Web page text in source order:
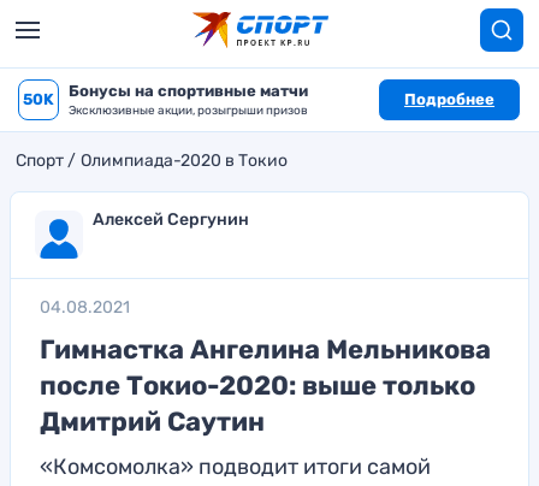
50K Бонусы на спортивные матчи
Эксклюзивные акции, розыгрыши призов
Подробнее
Спорт Олимпиада-2020 в Токио
Алексей Сергунин
04.08.2021
Гимнастка Ангелина Мельникова
после Токио-2020: выше только
Дмитрий Саутин
«Комсомолка» подводит итоги самой